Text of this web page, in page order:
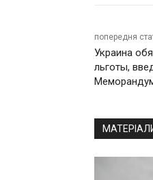
попередня
Украина
льготы,